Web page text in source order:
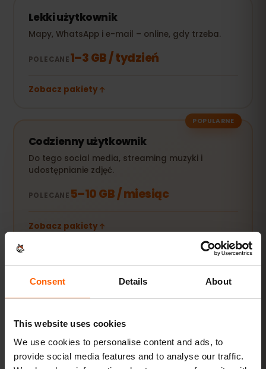
Consent Details About
This website uses cookies
We use cookies to personalise content and ads, to
provide social media features and to analyse our traffic.
Lekki użytkownik
Mapy, WhatsApp i e-mail – online, gdy trzeba.
POLECANE1–3 GB / tydzień
Zobacz pakiety
POPULARNE
Codzienny użytkownik
Do tego social media, streaming muzyki i
udostępnianie zdjęć.
POLECANE 5–10 GB / miesiąc
Zobacz pakiety
Streaming i hotspot
20 GB+ lub Unlimited
Zobacz pakiety